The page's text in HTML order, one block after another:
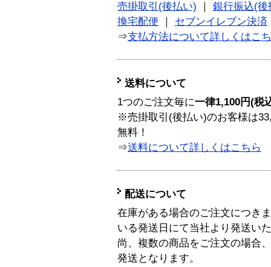
売掛取引(後払い)
銀行振込(後
換宅配便
セブンイレブン決済
⇒支払方法について詳しくはこ
送料について
1つのご注文毎に一律1,100円(税
※売掛取引(後払い)のお客様は
無料！
⇒送料について詳しくはこちら
配送について
在庫がある場合のご注文につき
いる発送日にて当社より発送い
尚、複数の商品をご注文の場合
発送となります。